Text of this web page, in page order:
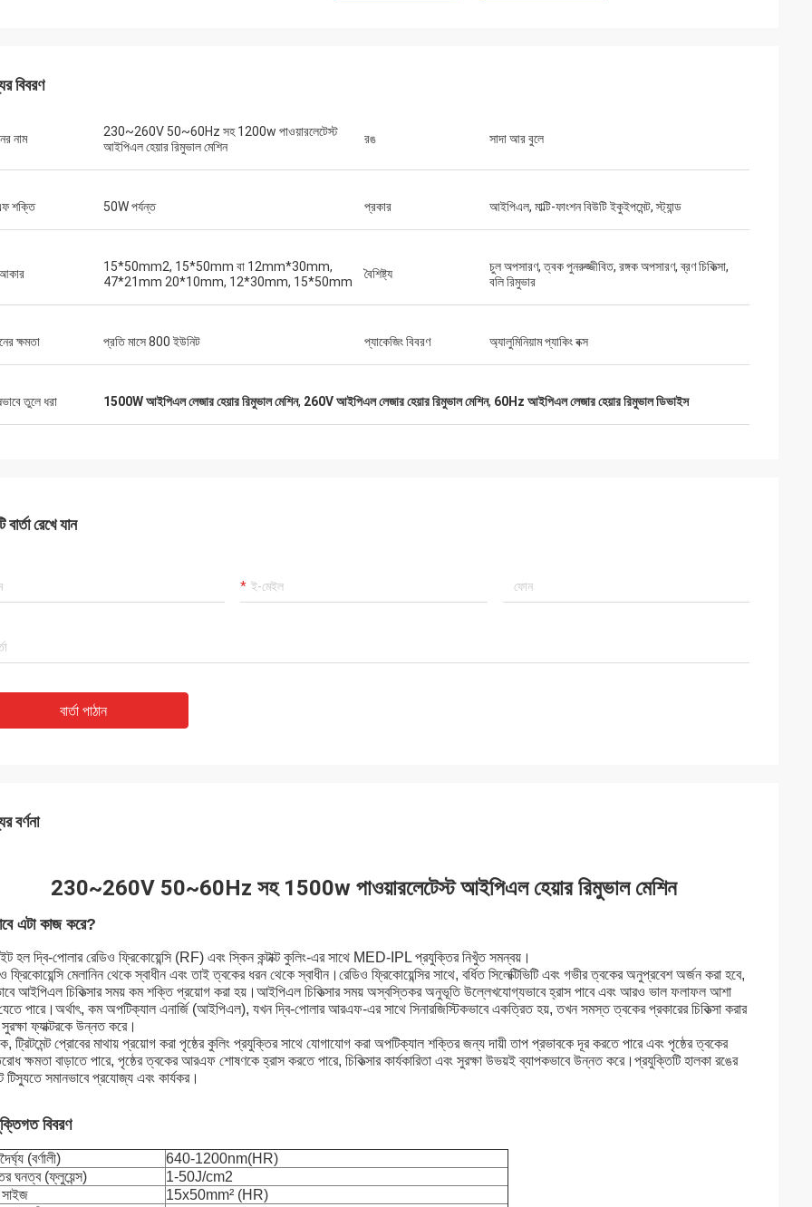
বিবরণ
নাম
230~260V 50~60Hz সহ 1200w পাওয়ারলেটেস্ট
আইপিএল হেয়ার রিমুভাল মেশিন
রঙ সাদা আর বুলে
শক্তি 50W পর্যন্ত প্রকার আইপিএল, মাল্টি-ফাংশন বিউটি ইকুইপমেন্ট, স্ট্যান্ড
15*50mm2, 15*50mm বা 12mm*30mm,
47*21mm 20*10mm, 12*30mm, 15*50mm
বৈশিষ্ট্য
চুল অপসারণ, ত্বক পুনরুজ্জীবিত, রঙ্গক অপসারণ, ব্রণ চিকিত্সা,
বলি রিমুভার
ক্ষমতা প্রতি মাসে 800 ইউনিট প্যাকেজিং বিবরণ অ্যালুমিনিয়াম প্যাকিং বক্স
তুলে ধরা 1500W আইপিএল লেজার হেয়ার রিমুভাল মেশিন, 260V আইপিএল লেজার হেয়ার রিমুভাল মেশিন, 60Hz আইপিএল লেজার হেয়ার রিমুভাল ডিভাইস
বার্তা রেখে যান
বার্তা পাঠান
বর্ণনা
230~260V 50~60Hz সহ 1500w পাওয়ারলেটেস্ট আইপিএল হেয়ার রিমুভাল মেশিন
এটা কাজ করে?
হল দ্বি-পোলার রেডিও ফ্রিকোয়েন্সি (RF) এবং স্কিন কন্টাক্ট কুলিং-এর সাথে MED-IPL প্রযুক্তির নিখুঁত সমন্বয়।
ফ্রিকোয়েন্সি মেলানিন থেকে স্বাধীন এবং তাই ত্বকের ধরন থেকে স্বাধীন।রেডিও ফ্রিকোয়েন্সির সাথে, বর্ধিত সিলেক্টিভিটি এবং গভীর ত্বকের অনুপ্রবেশ অর্জন করা হবে,
আইপিএল চিকিত্সার সময় কম শক্তি প্রয়োগ করা হয়।আইপিএল চিকিত্সার সময় অস্বস্তিকর অনুভূতি উল্লেখযোগ্যভাবে হ্রাস পাবে এবং আরও ভাল ফলাফল আশা
পারে।অর্থাৎ, কম অপটিক্যাল এনার্জি (আইপিএল), যখন দ্বি-পোলার আরএফ-এর সাথে সিনারজিস্টিকভাবে একত্রিত হয়, তখন সমস্ত ত্বকের প্রকারের চিকিত্সা করার
ফ্যাক্টরকে উন্নত করে।
ট্রিটমেন্ট প্রোবের মাথায় প্রয়োগ করা পৃষ্ঠের কুলিং প্রযুক্তির সাথে যোগাযোগ করা অপটিক্যাল শক্তির জন্য দায়ী তাপ প্রভাবকে দূর করতে পারে এবং পৃষ্ঠের ত্বকের
ক্ষমতা বাড়াতে পারে, পৃষ্ঠের ত্বকের আরএফ শোষণকে হ্রাস করতে পারে, চিকিত্সার কার্যকারিতা এবং সুরক্ষা উভয়ই ব্যাপকভাবে উন্নত করে।প্রযুক্তিটি হালকা রঙের
টিস্যুতে সমানভাবে প্রযোজ্য এবং কার্যকর।
বিবরণ
(বর্ণালী)
640-1200nm(HR)
ঘনত্ব (ফ্লুয়েন্স)
1-50J/cm2
15x50mm² (HR)